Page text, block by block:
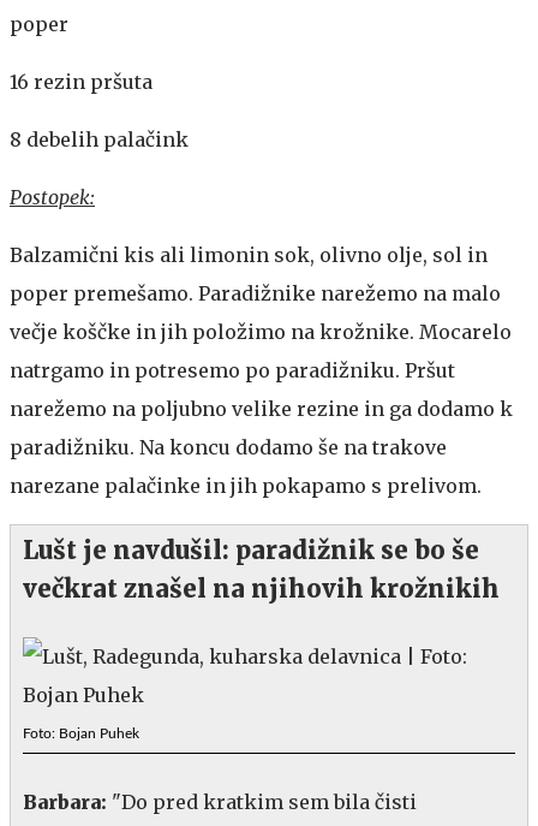
poper
16 rezin pršuta
8 debelih palačink
Postopek:
Balzamični kis ali limonin sok, olivno olje, sol in
poper premešamo. Paradižnike narežemo na malo
večje koščke in jih položimo na krožnike. Mocarelo
natrgamo in potresemo po paradižniku. Pršut
narežemo na poljubno velike rezine in ga dodamo k
paradižniku. Na koncu dodamo še na trakove
narezane palačinke in jih pokapamo s prelivom.
Lušt je navdušil: paradižnik se bo še
večkrat znašel na njihovih krožnikih
Foto: Bojan Puhek
Barbara: "Do pred kratkim sem bila čisti